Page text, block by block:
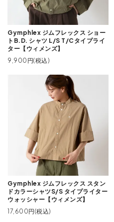
Gymphlex ジムフレックス ショー
トB.D. シャツ L/S T/Cタイプライ
ター【ウィメンズ】
9,900円(税込)
Gymphlex ジムフレックス スタン
ドカラーシャツS/S タイプライター
ウォッシャー【ウィメンズ】
17,600円(税込)